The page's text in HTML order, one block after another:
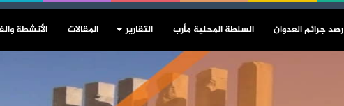
رصد جرائم العدوان السلطة المحلية مأرب التقارير المقالات الأنشطة